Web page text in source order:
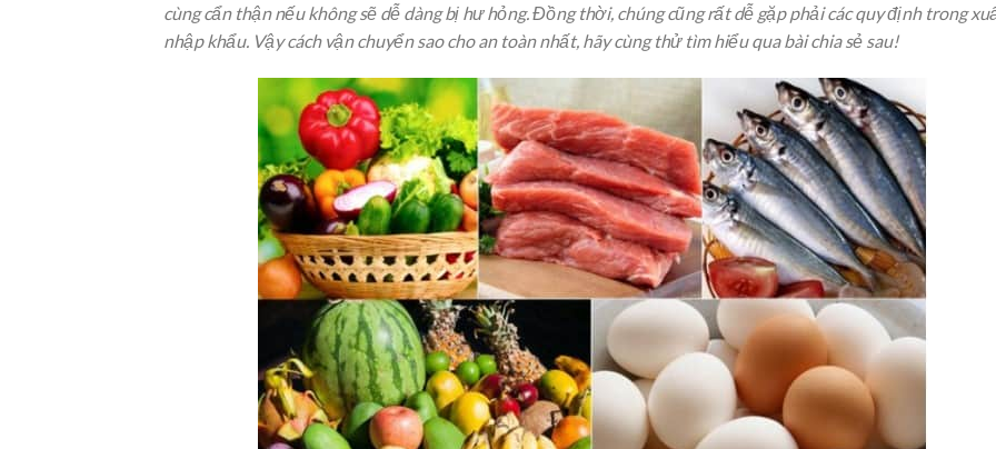
cùng cẩn thận nếu không sẽ dễ dàng bị hư hỏng. Đồng thời, chúng cũng rất dễ gặp phải các quy định trong
nhập khẩu. Vậy cách vận chuyển sao cho an toàn nhất, hãy cùng thử tìm hiểu qua bài chia sẻ sau!